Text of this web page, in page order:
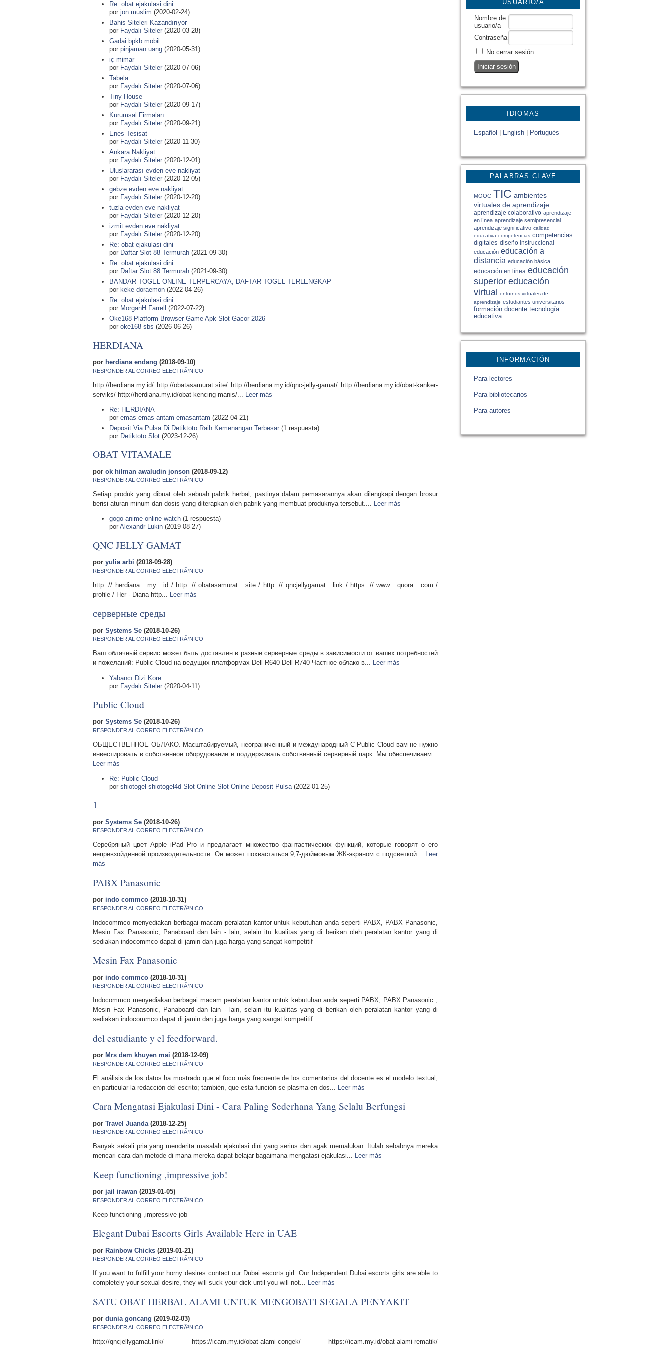
USUARIO/A
Nombre de
usuario/a
Contraseña
No cerrar sesión
IDIOMAS
Español English Portugués
PALABRAS CLAVE
MOOC TIC ambientes
virtuales de aprendizaje
aprendizaje colaborativo aprendizaje
en línea aprendizaje semipresencial
aprendizaje significativo calidad
educativa competencias competencias
digitales diseño instruccional
educación educación a
distancia educación básica
educación en línea educación
superior educación
virtual entornos virtuales de
aprendizaje estudiantes universitarios
formación docente tecnología
educativa
INFORMACIÓN
Para lectores
Para bibliotecarios
Para autores
Re: obat ejakulasi dini
por jon muslim (2020-02-24)
Bahis Siteleri Kazandırıyor
por Faydalı Siteler(2020-03-28)
Gadai bpkb mobil
por pinjaman uang(2020-05-31)
iç mimar
por Faydalı Siteler(2020-07-06)
Tabela
por Faydalı Siteler(2020-07-06)
Tiny House
por Faydalı Siteler(2020-09-17)
Kurumsal Firmaları
por Faydalı Siteler(2020-09-21)
Enes Tesisat
por Faydalı Siteler(2020-11-30)
Ankara Nakliyat
por Faydalı Siteler(2020-12-01)
Uluslararası evden eve nakliyat
por Faydalı Siteler(2020-12-05)
gebze evden eve nakliyat
por Faydalı Siteler(2020-12-20)
tuzla evden eve nakliyat
por Faydalı Siteler(2020-12-20)
izmit evden eve nakliyat
por Faydalı Siteler(2020-12-20)
Re: obat ejakulasi dini
por Daftar Slot 88 Termurah(2021-09-30)
Re: obat ejakulasi dini
por Daftar Slot 88 Termurah(2021-09-30)
BANDAR TOGEL ONLINE TERPERCAYA, DAFTAR TOGEL TERLENGKAP
por keke doraemon(2022-04-26)
Re: obat ejakulasi dini
por MorganH Farrell
(2022-07-22)
Oke168 Platform Browser Game Apk Slot Gacor 2026
por oke168 sbs (2026-06-26)
HERDIANA
por herdiana endang (2018-09-10)
RESPONDER AL CORREO ELECTRÃ³NICO
http://herdiana.my.id/ http://obatasamurat.site/ http://herdiana.my.id/qnc-jelly-gamat/ http://herdiana.my.id/obat-kanker-
serviks/ http://herdiana.my.id/obat-kencing-manis/... Leer más
Re: HERDIANA
por emas emas antam emasantam (2022-04-21)
Deposit Via Pulsa Di Detiktoto Raih Kemenangan Terbesar(1 respuesta)
por Detiktoto Slot(2023-12-26)
OBAT VITAMALE
por ok hilman awaludin jonson (2018-09-12)
RESPONDER AL CORREO ELECTRÃ³NICO
Setiap produk yang dibuat oleh sebuah pabrik herbal, pastinya dalam pemasarannya akan dilengkapi dengan brosur
berisi aturan minum dan dosis yang diterapkan oleh pabrik yang membuat produknya tersebut.... Leer más
gogo anime online watch(1 respuesta)
por Alexandr Lukin(2019-08-27)
QNC JELLY GAMAT
por yulia arbi (2018-09-28)
RESPONDER AL CORREO ELECTRÃ³NICO
http :// herdiana . my . id / http :// obatasamurat . site / http :// qncjellygamat . link / https :// www . quora . com /
profile / Her - Diana http... Leer más
серверные среды
por Systems Se (2018-10-26)
RESPONDER AL CORREO ELECTRÃ³NICO
Ваш облачный сервис может быть доставлен в разные серверные среды в зависимости от ваших потребностей
и пожеланий: Public Cloud на ведущих платформах Dell R640 Dell R740 Частное облако в... Leer más
Yabancı Dizi Kore
por Faydalı Siteler(2020-04-11)
Public Cloud
por Systems Se (2018-10-26)
RESPONDER AL CORREO ELECTRÃ³NICO
ОБЩЕСТВЕННОЕ ОБЛАКО. Масштабируемый, неограниченный и международный С Public Cloud вам не нужно
инвестировать в собственное оборудование и поддерживать собственный серверный парк. Мы обеспечиваем...
Leer más
Re: Public Cloud
por shiotogel shiotogel4d Slot Online Slot Online Deposit Pulsa(2022-01-25)
1
por Systems Se (2018-10-26)
RESPONDER AL CORREO ELECTRÃ³NICO
Серебряный цвет Apple iPad Pro и предлагает множество фантастических функций, которые говорят о его
непревзойденной производительности. Он может похвастаться 9,7-дюймовым ЖК-экраном с подсветкой... Leer
más
PABX Panasonic
por indo commco (2018-10-31)
RESPONDER AL CORREO ELECTRÃ³NICO
Indocommco menyediakan berbagai macam peralatan kantor untuk kebutuhan anda seperti PABX, PABX Panasonic,
Mesin Fax Panasonic, Panaboard dan lain - lain, selain itu kualitas yang di berikan oleh peralatan kantor yang di
sediakan indocommco dapat di jamin dan juga harga yang sangat kompetitif
Mesin Fax Panasonic
por indo commco (2018-10-31)
RESPONDER AL CORREO ELECTRÃ³NICO
Indocommco menyediakan berbagai macam peralatan kantor untuk kebutuhan anda seperti PABX, PABX Panasonic ,
Mesin Fax Panasonic, Panaboard dan lain - lain, selain itu kualitas yang di berikan oleh peralatan kantor yang di
sediakan indocommco dapat di jamin dan juga harga yang sangat kompetitif.
del estudiante y el feedforward.
por Mrs dem khuyen mai (2018-12-09)
RESPONDER AL CORREO ELECTRÃ³NICO
El análisis de los datos ha mostrado que el foco más frecuente de los comentarios del docente es el modelo textual,
en particular la redacción del escrito; también, que esta función se plasma en dos... Leer más
Cara Mengatasi Ejakulasi Dini - Cara Paling Sederhana Yang Selalu Berfungsi
por Travel Juanda (2018-12-25)
RESPONDER AL CORREO ELECTRÃ³NICO
Banyak sekali pria yang menderita masalah ejakulasi dini yang serius dan agak memalukan. Itulah sebabnya mereka
mencari cara dan metode di mana mereka dapat belajar bagaimana mengatasi ejakulasi... Leer más
Keep functioning ,impressive job!
por jail irawan (2019-01-05)
RESPONDER AL CORREO ELECTRÃ³NICO
Keep functioning ,impressive job
Elegant Dubai Escorts Girls Available Here in UAE
por Rainbow Chicks (2019-01-21)
RESPONDER AL CORREO ELECTRÃ³NICO
If you want to fulfill your horny desires contact our Dubai escorts girl. Our Independent Dubai escorts girls are able to
completely your sexual desire, they will suck your dick until you will not... Leer más
SATU OBAT HERBAL ALAMI UNTUK MENGOBATI SEGALA PENYAKIT
por dunia goncang (2019-02-03)
RESPONDER AL CORREO ELECTRÃ³NICO
http://qncjellygamat.link/ https://icam.my.id/obat-alami-congek/ https://icam.my.id/obat-alami-rematik/